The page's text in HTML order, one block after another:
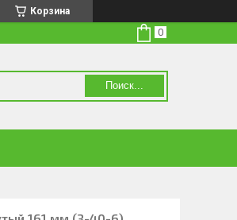
Корзина
Поиск...